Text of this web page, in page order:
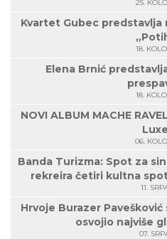
25.
Kvartet Gubec predstavlja
18.
Elena Brnić
18.
NOVI ALBUM MACHE
06.
Banda Turizma: Spot za
rekreira četiri kultna
11.
Hrvoje Burazer
osvojio najviše
07.